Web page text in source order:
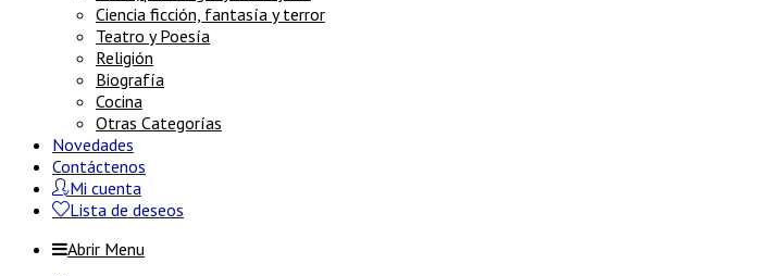
Ciencia ficción, fantasía y terror
Teatro y Poesía
Religión
Biografía
Cocina
Otras Categorías
Novedades
Contáctenos
Mi cuenta
Lista de deseos
Abrir Menu